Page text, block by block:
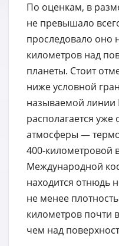
По оценкам, в
не превышало
проследовало оно
километров над
планеты. Стоит
ниже условной
называемой линии
располагается
атмосферы —
400-километровой
Международной
находится отнюдь
не менее
километров почти
чем над